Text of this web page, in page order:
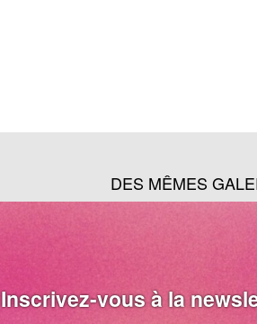
DES MÊMES
Inscrivez-vous à la